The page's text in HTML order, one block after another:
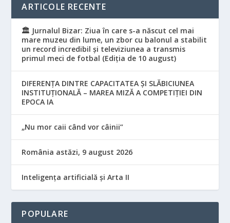
ARTICOLE RECENTE
🏛️ Jurnalul Bizar: Ziua în care s-a născut cel mai
mare muzeu din lume, un zbor cu balonul a stabilit
un record incredibil și televiziunea a transmis
primul meci de fotbal (Ediția de 10 august)
DIFERENȚA DINTRE CAPACITATEA ȘI SLĂBICIUNEA
INSTITUȚIONALĂ – MAREA MIZĂ A COMPETIȚIEI DIN
EPOCA IA
„Nu mor caii când vor câinii”
România astăzi, 9 august 2026
Inteligența artificială și Arta II
POPULARE